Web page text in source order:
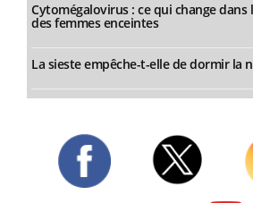
Cytomégalovirus : ce qui change dans
des femmes enceintes
La sieste empêche-t-elle de dormir la